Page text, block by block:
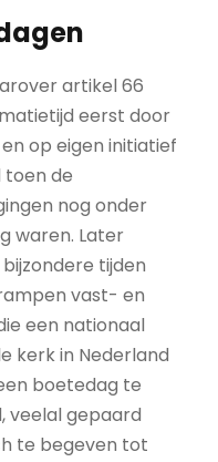
artikel 66
eerst door
op eigen initiatief
toen de
nog onder
waren. Later
tijden
vast- en
een nationaal
kerk in Nederland
boetedag te
veelal gepaard
te begeven tot